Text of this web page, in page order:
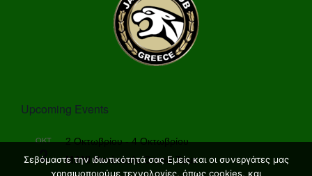
Upcoming Events
ΟΚΤ
2
2 Οκτωβρίου-4 Οκτωβρίου
MANI Peninsula Grand Tour
Σεβόμαστε την ιδιωτικότητά σας Εμείς και οι συνεργάτες μας
χρησιμοποιούμε τεχνολογίες, όπως cookies, και